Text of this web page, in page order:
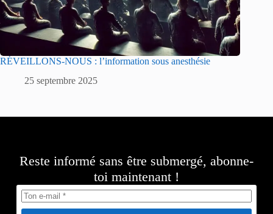
RÉVEILLONS-NOUS : l’information sous anesthésie
25 septembre 2025
Reste informé sans être submergé, abonne-
toi maintenant !